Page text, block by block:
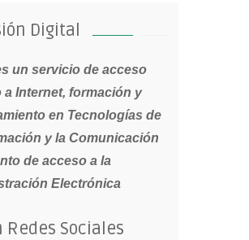
Digital
un servicio de acceso
a Internet, formación y
en Tecnologías de
y la Comunicación
de acceso a la
Electrónica
Redes Sociales